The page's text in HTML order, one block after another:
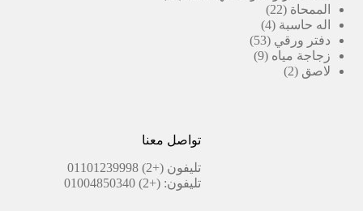
الممحاة 22
22
منتج
اله حاسبة 4
4
منتجات
دفتر ورقي 53
53
منتج
زجاجة مياه 9
9
لاصق 2
2
تواصل معنا
تليفون(+2) 01101239998
تليفون: (+2) 01004850340